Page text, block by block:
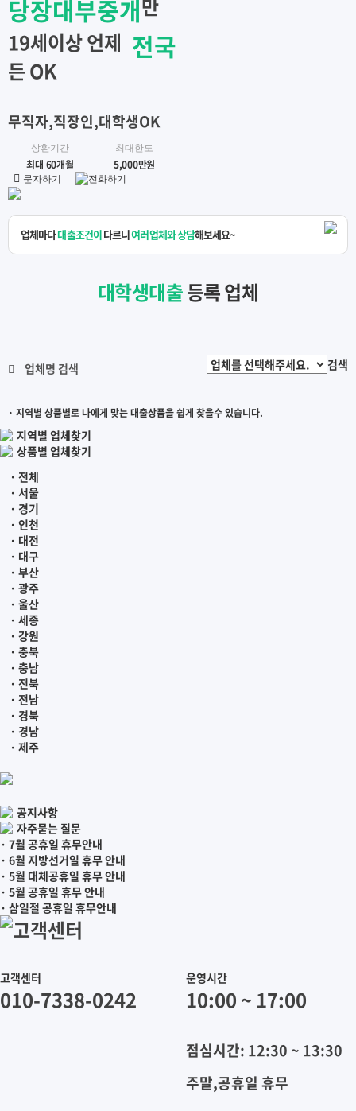
당장대부중개
전국
만
19세이상 언제
든 OK
무직자,직장인,대학생OK
상환기간
최대 60개월
최대한도
5,000만원
문자하기 전화하기
업체마다대출조건이다르니여러업체와 상담해보세요~
대학생대출등록 업체
업체명 검색 검색
· 지역별 상품별로 나에게 맞는 대출상품을 쉽게 찾을수 있습니다.
지역별 업체찾기
상품별 업체찾기
· 전체
· 서울
· 경기
· 인천
· 대전
· 대구
· 부산
· 광주
· 울산
· 세종
· 강원
· 충북
· 충남
· 전북
· 전남
· 경북
· 경남
· 제주
공지사항
자주묻는 질문
· 7월 공휴일 휴무안내
· 6월 지방선거일 휴무 안내
· 5월 대체공휴일 휴무 안내
· 5월 공휴일 휴무 안내
· 삼일절 공휴일 휴무안내
고객센터
고객센터
010-7338-0242
운영시간
10:00 ~ 17:00
점심시간: 12:30 ~ 13:30
주말,공휴일 휴무